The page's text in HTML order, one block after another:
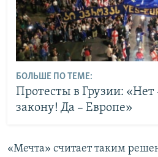
БОЛЬШЕ ПО ТЕМЕ:
Протесты в Грузии: «Нет
закону! Да – Европе»
«Мечта» считает таким